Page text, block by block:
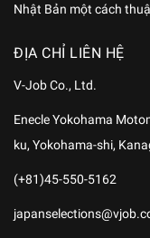
Nhật Bản một cách
ĐỊA CHỈ LIÊN HỆ
V-Job Co., Ltd.
Enecle Yokohama
ku, Yokohama-shi,
(+81)45-550-5162